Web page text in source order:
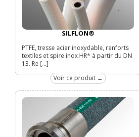
SILFLON®
PTFE, tresse acier inoxydable, renforts
textiles et spire inox HR* à partir du DN
13. Re [...]
Voir ce produit →